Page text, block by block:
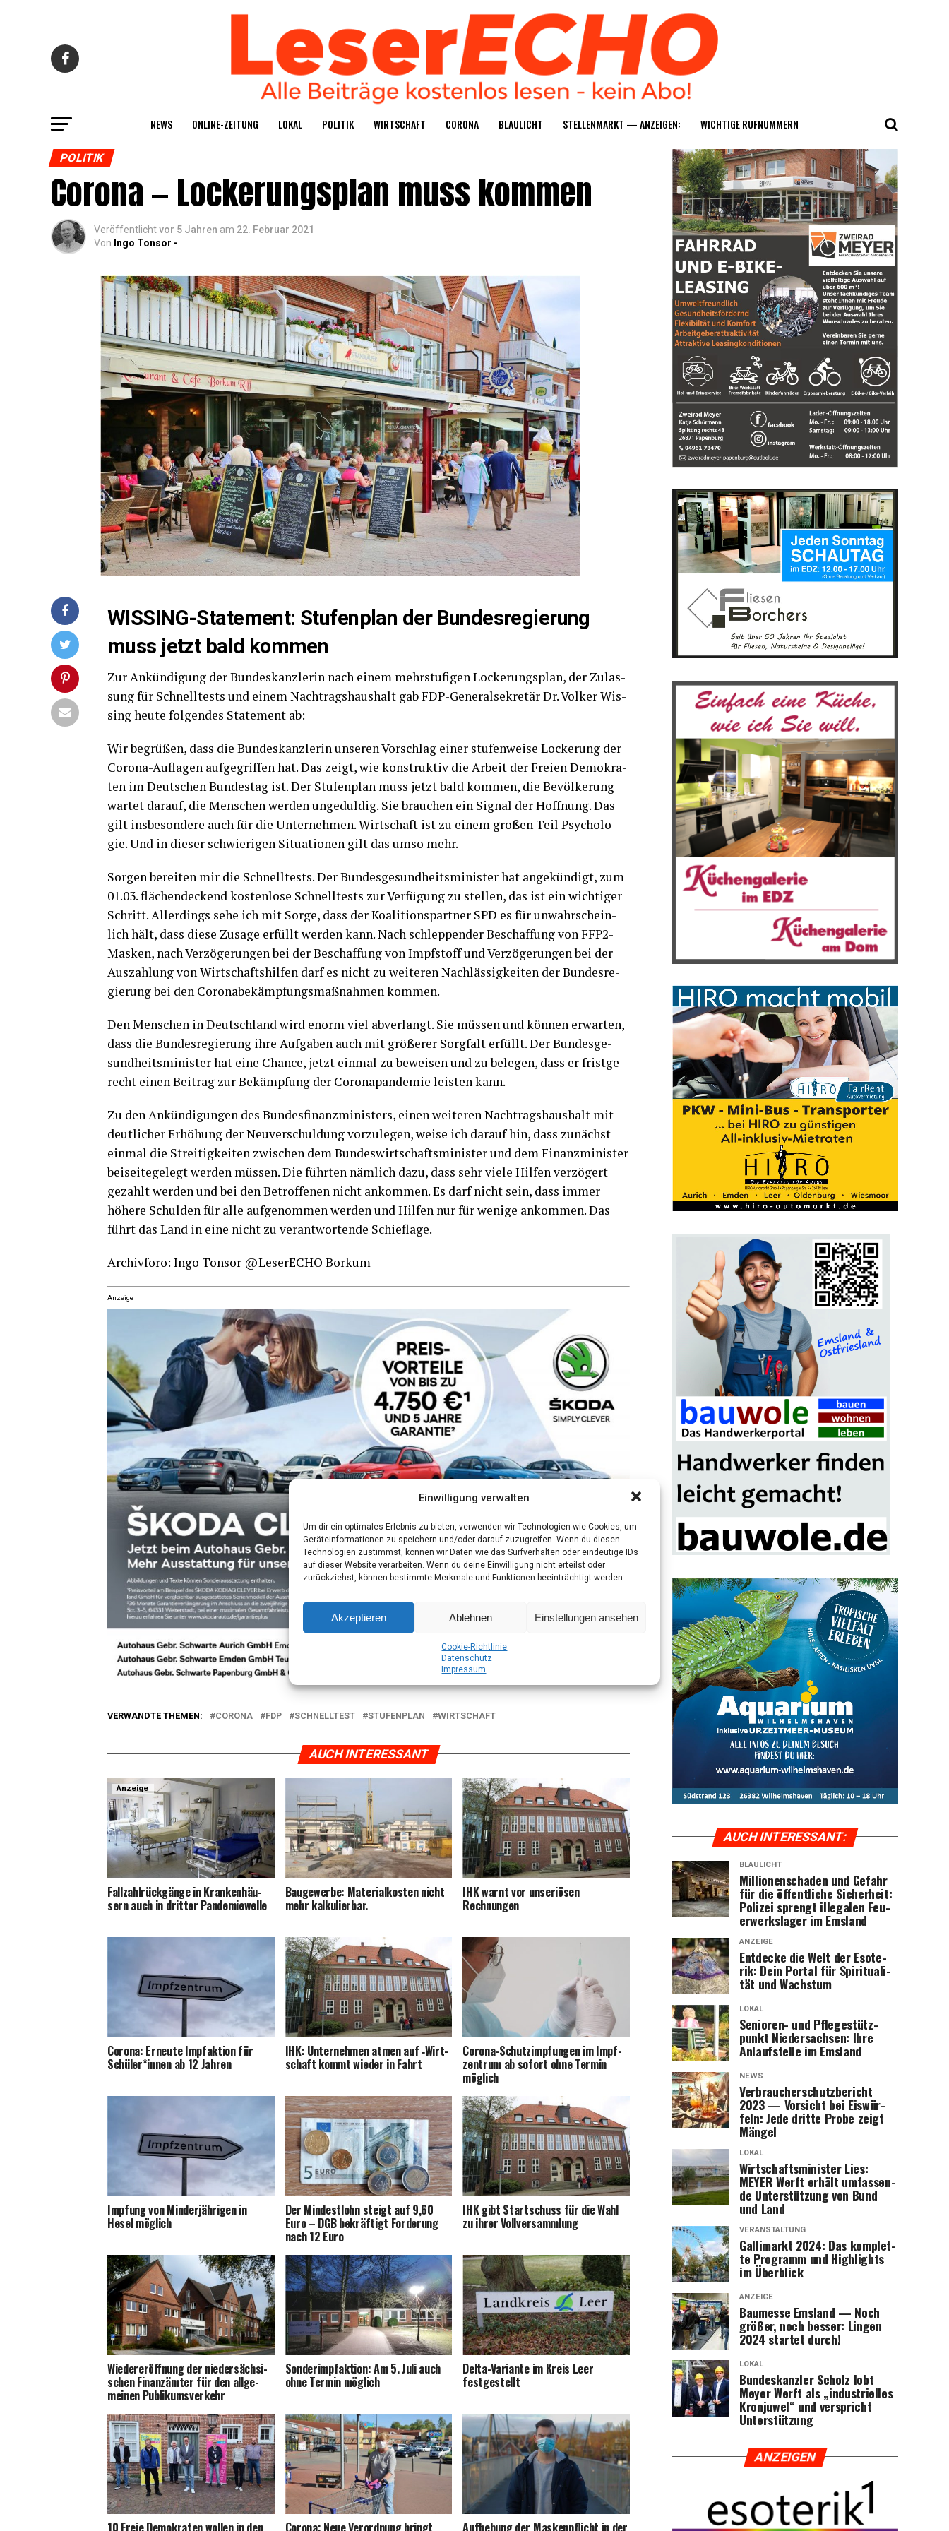
Einwilligung verwalten
Um dir ein optimales Erlebnis zu bieten, verwenden wir Technologien wie Cookies, um
Geräteinformationen zu speichern und/oder darauf zuzugreifen. Wenn du diesen
Technologien zustimmst, können wir Daten wie das Surfverhalten oder eindeutige IDs
auf dieser Website verarbeiten. Wenn du deine Einwilligung nicht erteilst oder
zurückziehst, können bestimmte Merkmale und Funktionen beeinträchtigt werden.
Akzeptieren Ablehnen Einstellungen ansehen
Coo­kie-Richt­li­nie
Daten­schutz
Impres­sum
NEWS ONLINE-ZEI­TUNG LOKAL POLI­TIK WIRT­SCHAFT CORO­NA BLAU­LICHT STEL­LEN­MARKT — ANZEIGEN: WICH­TI­GE RUFNUMMERN
POLITIK
Coro­na — Locke­rungs­plan muss kommen
Veröffentlichtvor 5 Jahren am 22. Februar 2021
Von Ingo Tonsor -
WIS­SING-State­ment: Stu­fen­plan der Bun­des­re­gie­rung
muss jetzt bald kommen
Zur Ankün­di­gung der Bun­des­kanz­le­rin nach einem mehr­stu­fi­gen Locke­rungs­plan, der Zulas­
sung für Schnell­tests und einem Nach­trags­haus­halt gab FDP-Gene­ral­se­kre­tär Dr. Vol­ker Wis­
sing heu­te fol­gen­des State­ment ab:
Wir begrü­ßen, dass die Bun­des­kanz­le­rin unse­ren Vor­schlag einer stu­fen­wei­se Locke­rung der
Coro­na-Auf­la­gen auf­ge­grif­fen hat. Das zeigt, wie kon­struk­tiv die Arbeit der Frei­en Demo­kra­
ten im Deut­schen Bun­des­tag ist. Der Stu­fen­plan muss jetzt bald kom­men, die Bevöl­ke­rung
war­tet dar­auf, die Men­schen wer­den unge­dul­dig. Sie brau­chen ein Signal der Hoff­nung. Das
gilt ins­be­son­de­re auch für die Unter­neh­men. Wirt­schaft ist zu einem gro­ßen Teil Psy­cho­lo­
gie. Und in die­ser schwie­ri­gen Situa­tio­nen gilt das umso mehr.
Sor­gen berei­ten mir die Schnell­tests. Der Bun­des­ge­sund­heits­mi­nis­ter hat ange­kün­digt, zum
01.03. flä­chen­de­ckend kos­ten­lo­se Schnell­tests zur Ver­fü­gung zu stel­len, das ist ein wich­ti­ger
Schritt. Aller­dings sehe ich mit Sor­ge, dass der Koali­ti­ons­part­ner SPD es für unwahr­schein­
lich hält, dass die­se Zusa­ge erfüllt wer­den kann. Nach schlep­pen­der Beschaf­fung von FFP2-
Mas­ken, nach Ver­zö­ge­run­gen bei der Beschaf­fung von Impf­stoff und Ver­zö­ge­run­gen bei der
Aus­zah­lung von Wirt­schafts­hil­fen darf es nicht zu wei­te­ren Nach­läs­sig­kei­ten der Bun­des­re­
gie­rung bei den Coro­nabe­kämp­fungs­maß­nah­men kommen.
Den Men­schen in Deutsch­land wird enorm viel abver­langt. Sie müs­sen und kön­nen erwar­ten,
dass die Bun­des­re­gie­rung ihre Auf­ga­ben auch mit grö­ße­rer Sorg­falt erfüllt. Der Bun­des­ge­
sund­heits­mi­nis­ter hat eine Chan­ce, jetzt ein­mal zu bewei­sen und zu bele­gen, dass er frist­ge­
recht einen Bei­trag zur Bekämp­fung der Coro­na­pan­de­mie leis­ten kann.
Zu den Ankün­di­gun­gen des Bun­des­fi­nanz­mi­nis­ters, einen wei­te­ren Nach­trags­haus­halt mit
deut­li­cher Erhö­hung der Neu­ver­schul­dung vor­zu­le­gen, wei­se ich dar­auf hin, dass zunächst
ein­mal die Strei­tig­kei­ten zwi­schen dem Bun­des­wirt­schafts­mi­nis­ter und dem Finanz­mi­nis­ter
bei­sei­te­ge­legt wer­den müs­sen. Die führ­ten näm­lich dazu, dass sehr vie­le Hil­fen ver­zö­gert
gezahlt wer­den und bei den Betrof­fe­nen nicht ankom­men. Es darf nicht sein, dass immer
höhe­re Schul­den für alle auf­ge­nom­men wer­den und Hil­fen nur für weni­ge ankom­men. Das
führt das Land in eine nicht zu ver­ant­wor­ten­de Schieflage.
Archiv­fo­ro: Ingo Ton­sor @LeserECHO Borkum
Anzeige
VERWANDTE THEMEN: CORONA FDP SCHNELLTEST STUFENPLAN WIRTSCHAFT
AUCH INTERESSANT
Anzeige
Fall­zahl­rück­gän­ge in Kran­ken­häu­
sern auch in drit­ter Pandemiewelle
Bau­ge­wer­be: Mate­ri­al­kos­ten nicht
mehr kalkulierbar.
IHK warnt vor unse­riö­sen
Rechnungen
Coro­na: Erneu­te Impf­ak­ti­on für
Schüler*innen ab 12 Jahren
IHK: Unter­neh­men atmen auf ‑Wirt­
schaft kommt wie­der in Fahrt
Coro­na-Schutz­imp­fun­gen im Impf­
zen­trum ab sofort ohne Ter­min
möglich
Imp­fung von Min­der­jäh­ri­gen in
Hesel möglich
Der Min­dest­lohn steigt auf 9,60
Euro – DGB bekräf­tigt For­de­rung
nach 12 Euro
IHK gibt Start­schuss für die Wahl
zu ihrer Vollversammlung
Wie­der­eröff­nung der nie­der­säch­si­
schen Finanz­äm­ter für den all­ge­
mei­nen Publikumsverkehr
Son­der­impf­ak­ti­on: Am 5. Juli auch
ohne Ter­min möglich
Del­ta-Vari­an­te im Kreis Leer
festgestellt
10 Freie Demo­kra­ten wol­len in den Coro­na: Neue Ver­ord­nung bringt Auf­he­bung der Mas­ken­pflicht in der
AUCH INTER­ES­SANT:
BLAULICHT
Mil­lio­nen­scha­den und Gefahr
für die öffent­li­che Sicher­heit:
Poli­zei sprengt ille­ga­len Feu­
er­werks­la­ger im Emsland
ANZEIGE
Ent­de­cke die Welt der Eso­te­
rik: Dein Por­tal für Spi­ri­tua­li­
tät und Wachstum
LOKAL
Senio­ren- und Pfle­ge­stütz­
punkt Nie­der­sach­sen: Ihre
Anlauf­stel­le im Emsland
NEWS
Ver­brau­cher­schutz­be­richt
2023 — Vor­sicht bei Eis­wür­
feln: Jede drit­te Pro­be zeigt
Mängel
LOKAL
Wirt­schafts­mi­nis­ter Lies:
MEYER Werft erhält umfas­sen­
de Unter­stüt­zung von Bund
und Land
VERANSTALTUNG
Gal­li­markt 2024: Das kom­plet­
te Pro­gramm und High­lights
im Überblick
ANZEIGE
Bau­mes­se Ems­land — Noch
grö­ßer, noch bes­ser: Lin­gen
2024 star­tet durch!
LOKAL
Bun­des­kanz­ler Scholz lobt
Mey­er Werft als „indus­tri­el­les
Kron­ju­wel“ und ver­spricht
Unterstützung
ANZEI­GEN